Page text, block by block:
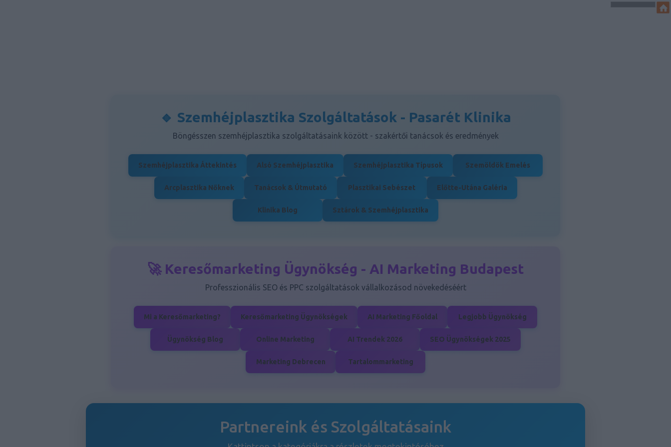
🔹 Szemhéjplasztika Szolgáltatások - Pasarét Klinika
Böngésszen szemhéjplasztika szolgáltatásaink között - szakértői tanácsok és eredmények
Szemhéjplasztika Áttekintés Alsó Szemhéjplasztika Szemhéjplasztika Típusok Szemöldök Emelés
Arcplasztika Nőknek Tanácsok & Útmutató Plasztikai Sebészet Előtte-Utána Galéria
Klinika Blog Sztárok & Szemhéjplasztika
🚀 Keresőmarketing Ügynökség - AI Marketing Budapest
Professzionális SEO és PPC szolgáltatások vállalkozásod növekedéséért
Mi a Keresőmarketing? Keresőmarketing Ügynökségek AI Marketing Főoldal Legjobb Ügynökség
Ügynökség Blog Online Marketing AI Trendek 2026 SEO Ügynökségek 2025
Marketing Debrecen Tartalommarketing
Partnereink és Szolgáltatásaink